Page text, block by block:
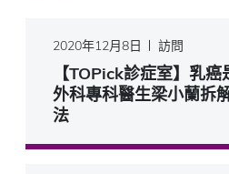
2020年12月8日 訪問
【TOPick診症室】乳
外科專科醫生梁小蘭拆
法